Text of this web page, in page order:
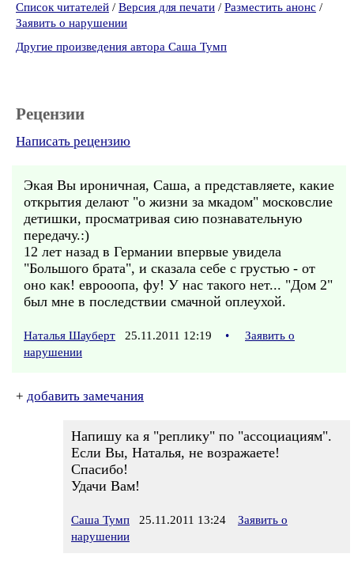
Список читателей / Версия для печати / Разместить анонс /
Заявить о нарушении
Другие произведения автора Саша Тумп
Рецензии
Написать рецензию
Экая Вы ироничная, Саша, а представляете, какие
открытия делают "о жизни за мкадом" московслие
детишки, просматривая сию познавательную
передачу.:)
12 лет назад в Германии впервые увидела
"Большого брата", и сказала себе с грустью - от
оно как! еврооопа, фу! У нас такого нет... "Дом 2"
был мне в последствии смачной оплеухой.
Наталья Шауберт 25.11.2011 12:19 •
Заявить о
нарушении
+ добавить замечания
Напишу ка я "реплику" по "ассоциациям".
Если Вы, Наталья, не возражаете!
Спасибо!
Удачи Вам!
Саша Тумп 25.11.2011 13:24
Заявить о
нарушении